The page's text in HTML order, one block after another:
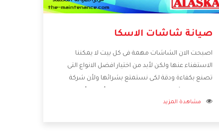
صيانة شاشات الاسكا
اصبحت الان الشاشات مهمة فى كل بيت لا يمكننا
الاستغناء عنها ولكن لأبد من اختيار افضل الانواع التى
تصنع بكفاءة ودقة لكى نستمتع بشرائها ولأن شركة
الشاشات التى تحتوى على أفضل المواصفات
مشاهدة المزيد